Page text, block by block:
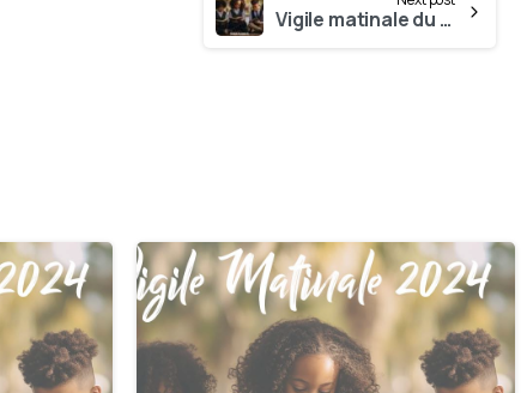
Vigile matinale du 30 Mai
0 0